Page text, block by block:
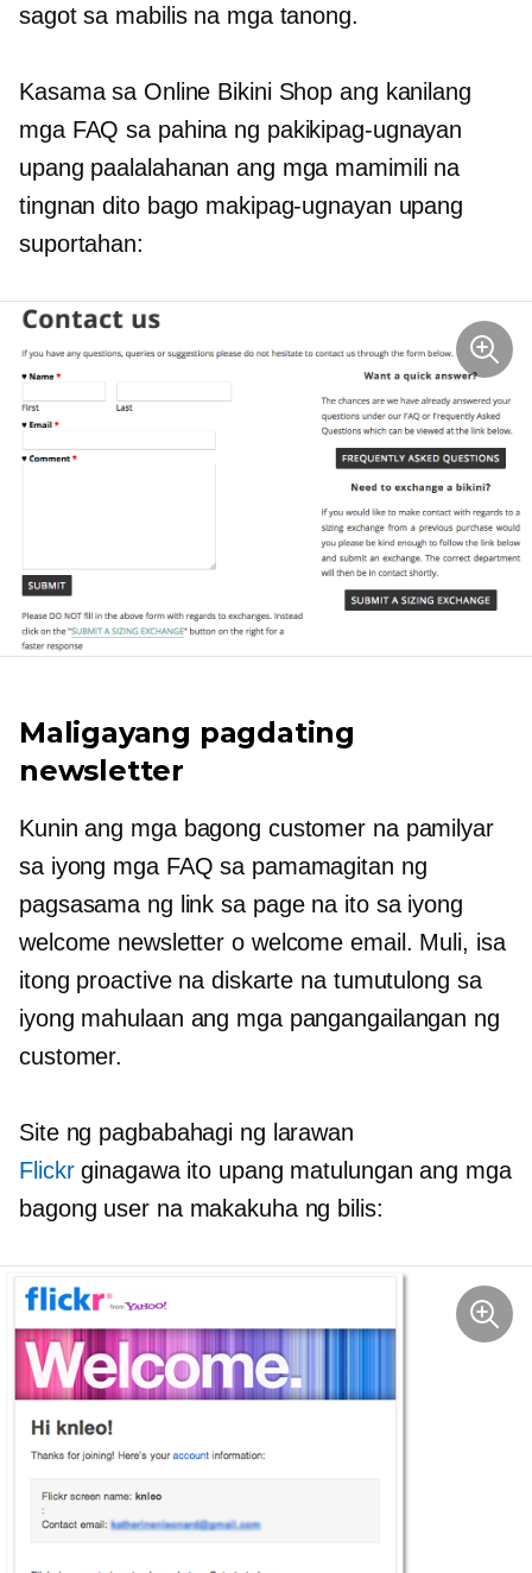
sagot sa mabilis na mga tanong.
Kasama sa Online Bikini Shop ang kanilang
mga FAQ sa pahina ng pakikipag-ugnayan
upang paalalahanan ang mga mamimili na
tingnan dito bago makipag-ugnayan upang
suportahan:
Maligayang pagdating
newsletter
Kunin ang mga bagong customer na pamilyar
sa iyong mga FAQ sa pamamagitan ng
pagsasama ng link sa page na ito sa iyong
welcome newsletter o welcome email. Muli, isa
itong proactive na diskarte na tumutulong sa
iyong mahulaan ang mga pangangailangan ng
customer.
Site ng pagbabahagi ng larawan
Flickrginagawa ito upang matulungan ang mga
bagong user na makakuha ng bilis: